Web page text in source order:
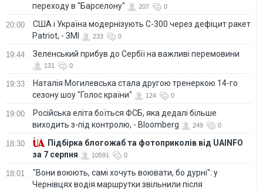
переходу в "Барселону"
207 0
20:00
США і Україна модернізують С-300 через дефіцит ракет
Patriot, - ЗМІ
233 0
19:44 Зеленський прибув до Сербії на важливі перемовини
131 0
19:33
Наталія Могилевська стала другою тренеркою 14-го
сезону шоу "Голос країни"
124 0
19:00
Російська еліта боїться ФСБ, яка дедалі більше
виходить з-під контролю, - Bloomberg
249 0
18:30
Підбірка блогожаб та фотоприколів від UAINFO
за 7 серпня
10591 0
18:01
"Вони воюють, самі хочуть воювати, бо дурні": у
Чернівцях водія маршрутки звільнили після